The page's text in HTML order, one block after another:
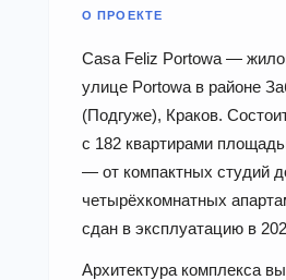
О ПРОЕКТЕ
Casa Feliz Portowa —
улице Portowa в районе
(Подгуже), Краков.
с 182 квартирами
— от компактных студий
четырёхкомнатных
сдан в эксплуатацию в
Архитектура комплекса